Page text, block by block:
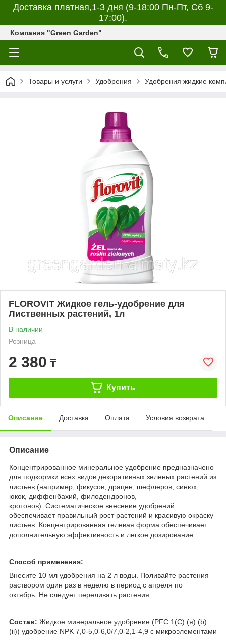
Доставка платная,1-3 дня (9-18:00 Пн-Пт, Сб 9-
17:00).
Компания "Green Garden"
Товары и услуги Удобрения Удобрения жидкие
FLOROVIT Жидкое гель-удобрение для
Лиственных растений, 1л
В наличии
Розница
2 380 ₸
Купить
Описание Доставка Оплата Условия возврата
Описание
Концентрированное минеральное удобрение предназначено
для подкормки всех видов декоративных зеленых растений из
листьев (например, фикусов, драцен, шефлеров, синюх,
юкок, диффенбахий, филодендронов,
кротонов). Систематическое внесение удобрений
обеспечивает правильный рост растений и красивую окраску
листьев. Концентрированная гелевая форма обеспечивает
дополнительную эффективность и легкое дозирование.
Способ применения:
Внесите 10 мл удобрения на 2 л воды. Поливайте растения
раствором один раз в неделю в период с апреля по
октябрь. Не следует переливать растения.
Состав: Жидкое минеральное удобрение (PFC 1(C) (я) (b)
(ii)) удобрение NPK 7,0-5,0-6,0/7,0-2,1-4,9 с микроэлементами